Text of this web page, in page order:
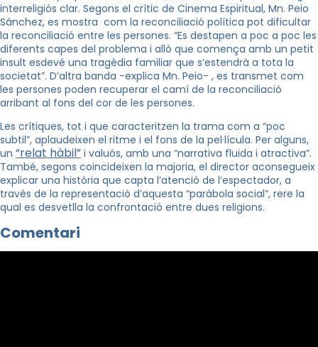
interreligiós clar. Segons el crític de Cinema Espiritual, Mn. Peio
Sánchez, es mostra com la reconciliació política pot dificultar
la reconciliació entre les persones. “Es destapen a poc a poc les
diferents capes del problema i allò que comença amb un petit
insult esdevé una tragèdia familiar que s’estendrà a tota la
societat”. D’altra banda -explica Mn. Peio- , es transmet com
les persones poden recuperar el camí de la reconciliació
arribant al fons del cor de les persones.
Les crítiques, tot i que caracteritzen la trama com a “poc
subtil”, aplaudeixen el ritme i el fons de la pel·lícula. Per alguns,
un “relat hàbil” i valuós, amb una “narrativa fluida i atractiva”.
També, segons coincideixen la majoria, el director aconsegueix
explicar una història que capta l’atenció de l’espectador, a
través de la representació d’aquesta “paràbola social”, rere la
qual es desvetlla la confrontació entre dues religions.
Comentari